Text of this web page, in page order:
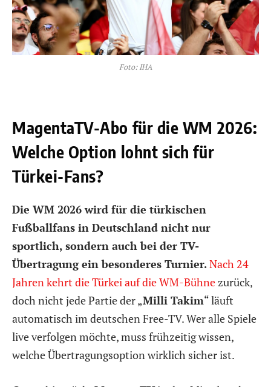
Foto: IHA
MagentaTV-Abo für die WM 2026:
Welche Option lohnt sich für
Türkei-Fans?
Die WM 2026 wird für die türkischen
Fußballfans in Deutschland nicht nur
sportlich, sondern auch bei der TV-
Übertragung ein besonderes Turnier.Nach 24
Jahren kehrt die Türkei auf die WM-Bühnezurück,
doch nicht jede Partie der „Milli Takim“ läuft
automatisch im deutschen Free-TV. Wer alle Spiele
live verfolgen möchte, muss frühzeitig wissen,
welche Übertragungsoption wirklich sicher ist.